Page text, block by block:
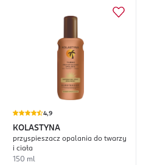
4,9
KOLASTYNA
przyspieszacz opalania do twarzy
i ciała
150 ml